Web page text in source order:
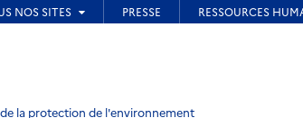
la protection de l'environnement